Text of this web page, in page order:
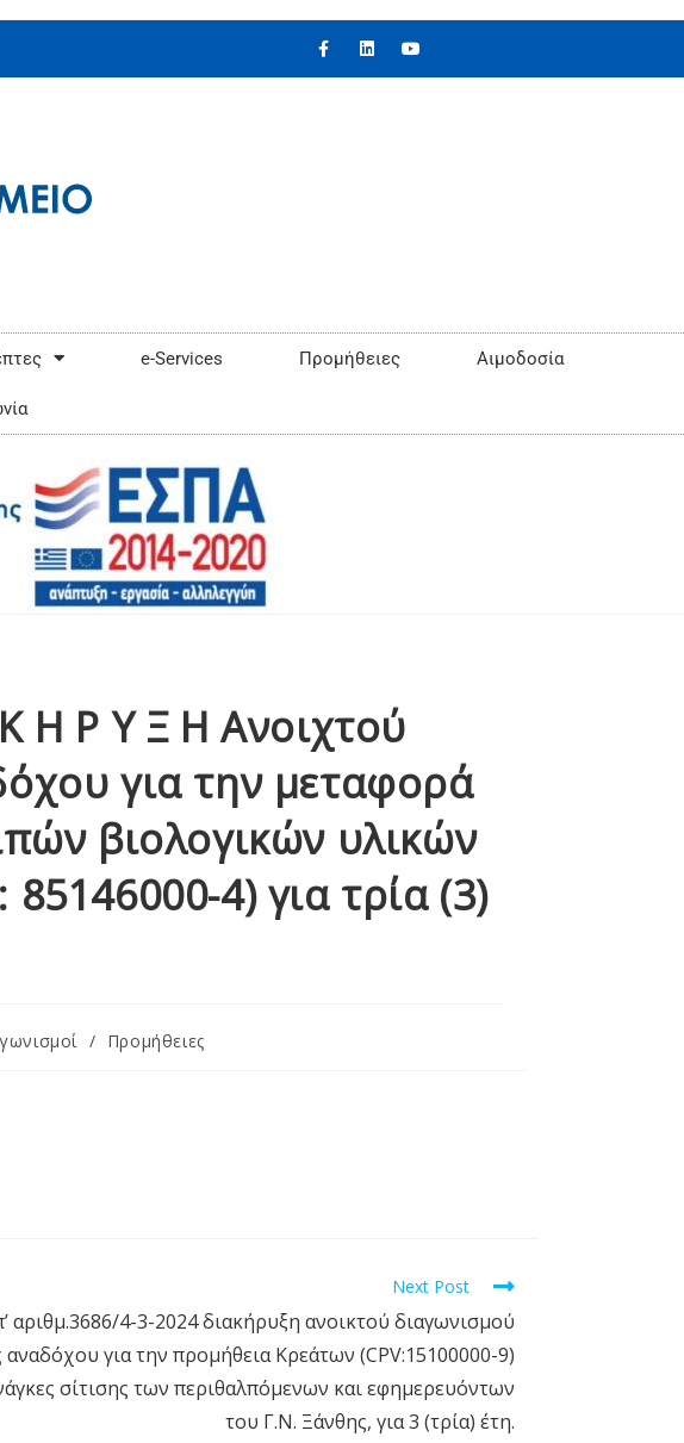
e-Services Προμήθειες Αιμοδοσία
Η Ρ Υ Ξ Η Ανοιχτού
για την μεταφορά
βιολογικών υλικών
85146000-4) για τρία (3)
/ Προμήθειες
Next Post
αριθμ.3686/4-3-2024 διακήρυξη ανοικτού διαγωνισμού
αναδόχου για την προμήθεια Κρεάτων (CPV:15100000-9)
σίτισης των περιθαλπόμενων και εφημερευόντων
του Γ.Ν. Ξάνθης, για 3 (τρία) έτη.